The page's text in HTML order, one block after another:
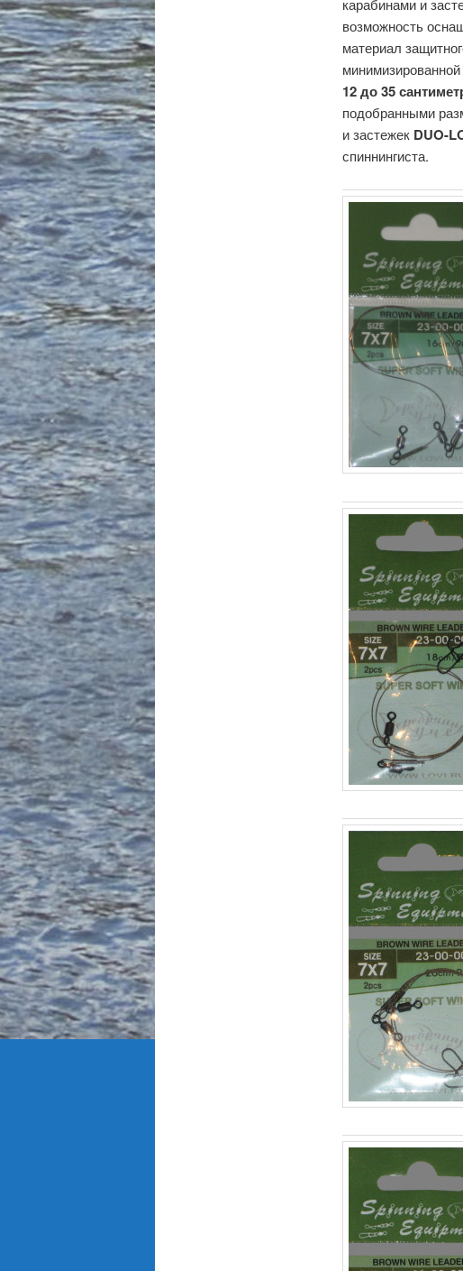
карабинами и
возможность
материал
12 до 35
подобранными
и застежек DUO-
спиннингиста.